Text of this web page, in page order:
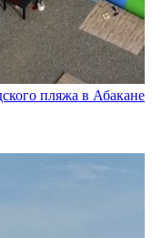
пляжа в Абакане